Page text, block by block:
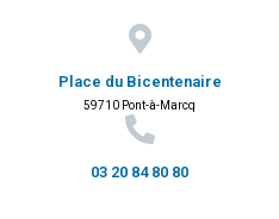
Place du Bicentenaire
59710 Pont-à-Marcq
03 20 84 80 80